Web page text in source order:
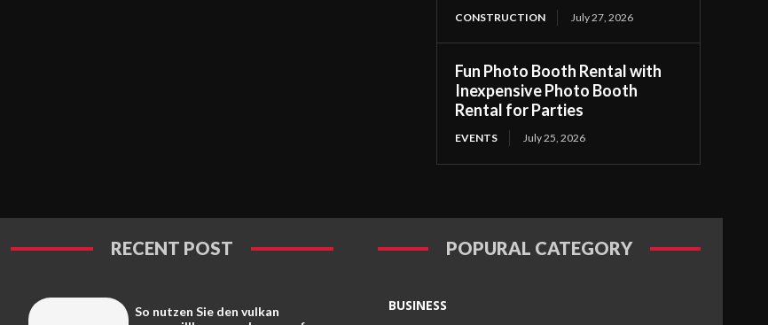
CONSTRUCTION July 27, 2026
Fun Photo Booth Rental with
Inexpensive Photo Booth
Rental for Parties
EVENTS July 25, 2026
RECENT POST
So nutzen Sie den vulkan
POPURAL CATEGORY
BUSINESS